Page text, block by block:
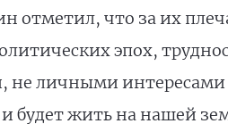
отметил, что за их
эпох,
личными интересами
будет жить на нашей